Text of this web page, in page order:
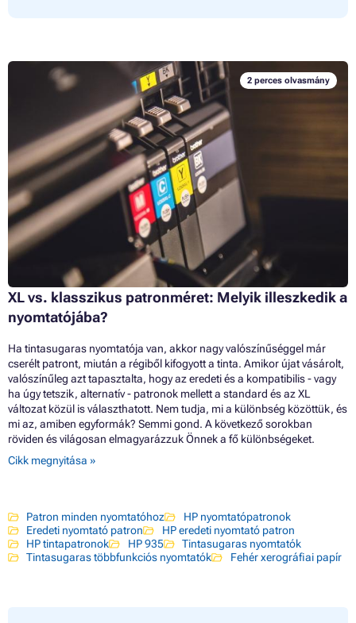
2 perces olvasmány
XL vs. klasszikus patronméret: Melyik illeszkedik a
nyomtatójába?
Ha tintasugaras nyomtatója van, akkor nagy valószínűséggel már
cserélt patront, miután a régiből kifogyott a tinta. Amikor újat vásárolt,
valószínűleg azt tapasztalta, hogy az eredeti és a kompatibilis - vagy
ha úgy tetszik, alternatív - patronok mellett a standard és az XL
változat közül is választhatott. Nem tudja, mi a különbség közöttük, és
mi az, amiben egyformák? Semmi gond. A következő sorokban
röviden és világosan elmagyarázzuk Önnek a fő különbségeket.
Cikk megnyitása »
Patron minden nyomtatóhoz
HP nyomtatópatronok
Eredeti nyomtató patron
HP eredeti nyomtató patron
HP tintapatronok
HP 935
Tintasugaras nyomtatók
Tintasugaras többfunkciós nyomtatók
Fehér xerográfiai papír